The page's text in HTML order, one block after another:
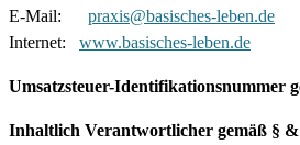
E-Mail: praxis@basisches-leben.de
Internet: www.basisches-leben.de
Umsatzsteuer-Identifikationsnummer
Inhaltlich Verantwortlicher gemäß §